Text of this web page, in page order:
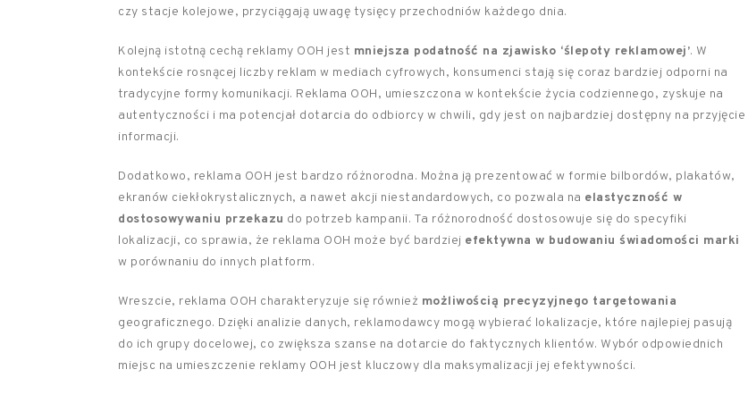
czy stacje kolejowe, przyciągają uwagę tysięcy przechodniów każdego dnia.
Kolejną istotną cechą reklamy OOH jest mniejsza podatność na zjawisko ‘ślepoty reklamowej’. W
kontekście rosnącej liczby reklam w mediach cyfrowych, konsumenci stają się coraz bardziej odporni na
tradycyjne formy komunikacji. Reklama OOH, umieszczona w kontekście życia codziennego, zyskuje na
autentyczności i ma potencjał dotarcia do odbiorcy w chwili, gdy jest on najbardziej dostępny na przyjęcie
informacji.
Dodatkowo, reklama OOH jest bardzo różnorodna. Można ją prezentować w formie bilbordów, plakatów,
ekranów ciekłokrystalicznych, a nawet akcji niestandardowych, co pozwala na elastyczność w
dostosowywaniu przekazu do potrzeb kampanii. Ta różnorodność dostosowuje się do specyfiki
lokalizacji, co sprawia, że reklama OOH może być bardziej efektywna w budowaniu świadomości marki
w porównaniu do innych platform.
Wreszcie, reklama OOH charakteryzuje się również możliwością precyzyjnego targetowania
geograficznego. Dzięki analizie danych, reklamodawcy mogą wybierać lokalizacje, które najlepiej pasują
do ich grupy docelowej, co zwiększa szanse na dotarcie do faktycznych klientów. Wybór odpowiednich
miejsc na umieszczenie reklamy OOH jest kluczowy dla maksymalizacji jej efektywności.